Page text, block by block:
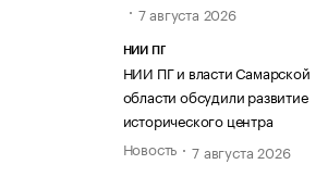
7 августа 2026
НИИ ПГ
НИИ ПГ и власти Самарской
области обсудили развитие
исторического центра
Новость
7 августа 2026